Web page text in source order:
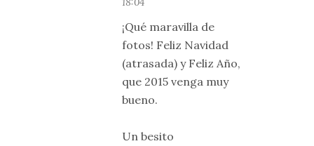
¡Qué maravilla de
fotos! Feliz Navidad
(atrasada) y Feliz Año,
que 2015 venga muy
bueno.
Un besito